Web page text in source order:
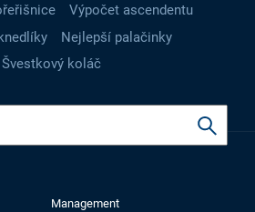
Výpočet ascendentu
Nejlepší palačinky
Švestkový koláč
Management